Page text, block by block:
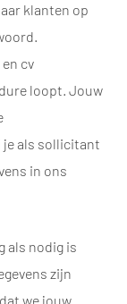
klanten op
cv
loopt. Jouw
als sollicitant
in ons
als nodig is
zijn
we jouw